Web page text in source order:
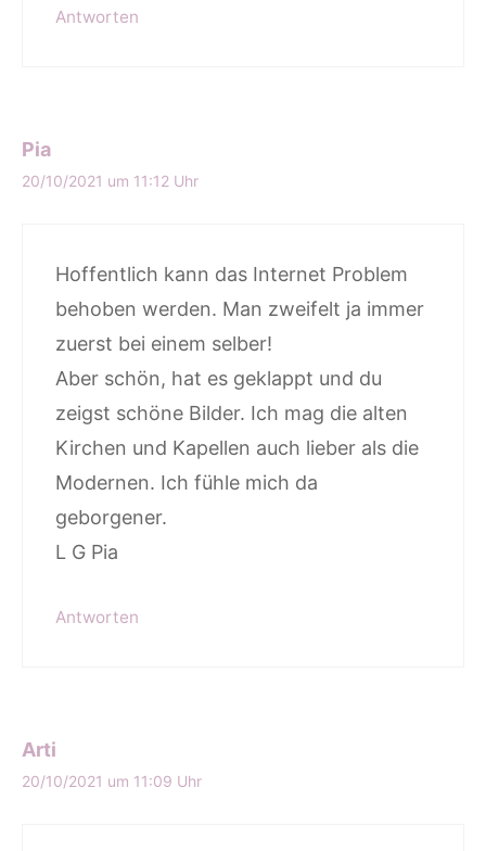
Antworten
Pia
20/10/2021 um 11:12 Uhr
Hoffentlich kann das Internet Problem
behoben werden. Man zweifelt ja immer
zuerst bei einem selber!
Aber schön, hat es geklappt und du
zeigst schöne Bilder. Ich mag die alten
Kirchen und Kapellen auch lieber als die
Modernen. Ich fühle mich da
geborgener.
L G Pia
Antworten
Arti
20/10/2021 um 11:09 Uhr